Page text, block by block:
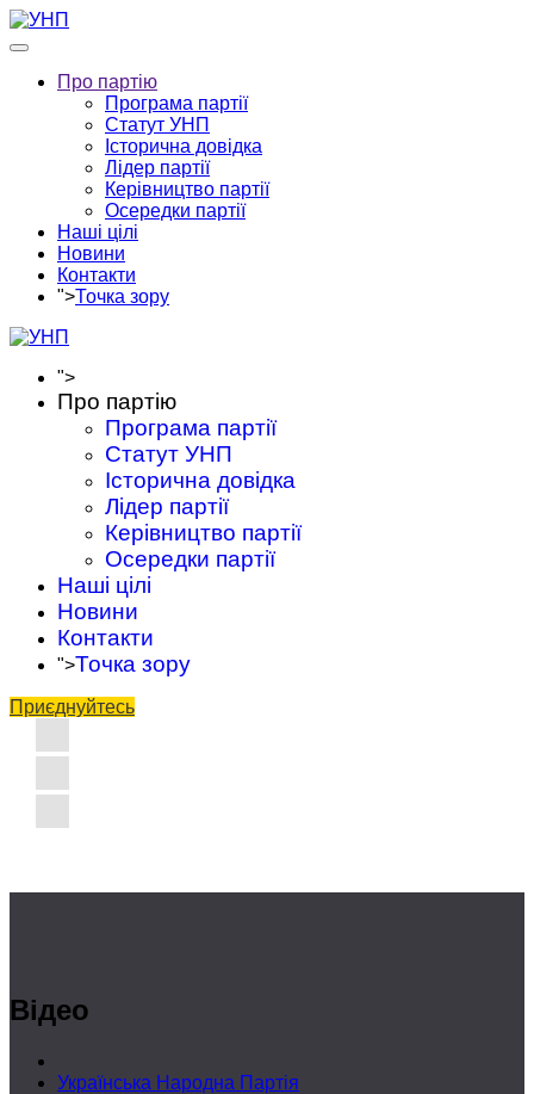
Про партію
Програма партії
Статут УНП
Історична довідка
Лідер партії
Керівництво партії
Осередки партії
Наші цілі
Новини
Контакти
">Точка зору
">
Про партію
Програма партії
Статут УНП
Історична довідка
Лідер партії
Керівництво партії
Осередки партії
Наші цілі
Новини
Контакти
">Точка зору
Приєднуйтесь
Відео
Українська Народна Партія